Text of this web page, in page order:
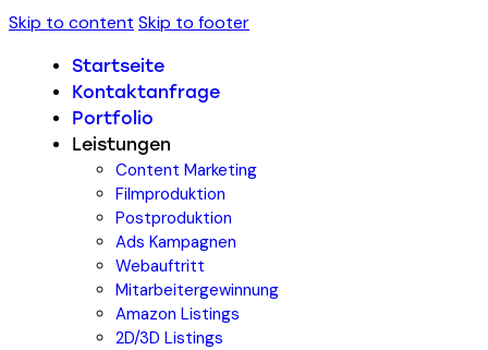
Skip to content Skip to footer
Startseite
Kontaktanfrage
Portfolio
Leistungen
Content Marketing
Filmproduktion
Postproduktion
Ads Kampagnen
Webauftritt
Mitarbeitergewinnung
Amazon Listings
2D/3D Listings